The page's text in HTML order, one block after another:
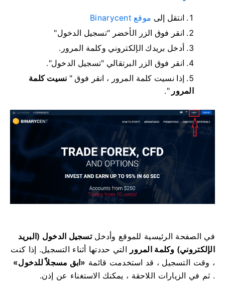
انتقل إلى موقع Binarycent
انقر فوق الزر الأخضر "تسجيل الدخول"
أدخل بريدك الإلكتروني وكلمة المرور.
انقر فوق الزر البرتقالي "تسجيل الدخول".
إذا نسيت كلمة المرور ، انقر فوق " نسيت كلمة
المرور ".
في الصفحة الرئيسية للموقع وأدخلتسجيل الدخول (البريد
الإلكتروني) وكلمة المرور التي حددتها أثناء التسجيل. إذا كنت
، وقت التسجيل ، قد استخدمت قائمة «ابق مسجلاً للدخول»
. ثم في الزيارات اللاحقة ، يمكنك الاستغناء عن إذن.